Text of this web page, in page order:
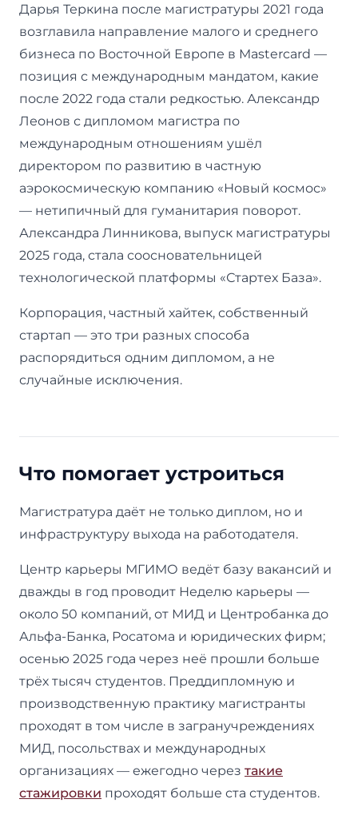
Дарья Теркина после магистратуры 2021 года
возглавила направление малого и среднего
бизнеса по Восточной Европе в Mastercard —
позиция с международным мандатом, какие
после 2022 года стали редкостью. Александр
Леонов с дипломом магистра по
международным отношениям ушёл
директором по развитию в частную
аэрокосмическую компанию «Новый космос»
— нетипичный для гуманитария поворот.
Александра Линникова, выпуск магистратуры
2025 года, стала соосновательницей
технологической платформы «Стартех База».
Корпорация, частный хайтек, собственный
стартап — это три разных способа
распорядиться одним дипломом, а не
случайные исключения.
Что помогает устроиться
Магистратура даёт не только диплом, но и
инфраструктуру выхода на работодателя.
Центр карьеры МГИМО ведёт базу вакансий и
дважды в год проводит Неделю карьеры —
около 50 компаний, от МИД и Центробанка до
Альфа-Банка, Росатома и юридических фирм;
осенью 2025 года через неё прошли больше
трёх тысяч студентов. Преддипломную и
производственную практику магистранты
проходят в том числе в загранучреждениях
МИД, посольствах и международных
организациях — ежегодно через такие
стажировки проходят больше ста студентов.